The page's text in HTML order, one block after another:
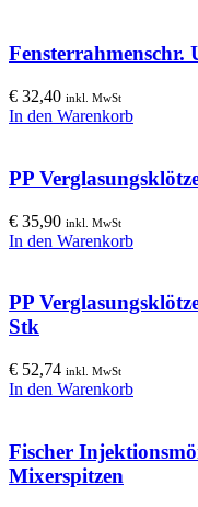
Fensterrahmenschr.
€ 32,40 inkl. MwSt
In den Warenkorb
PP
€ 35,90 inkl. MwSt
In den Warenkorb
PP
Stk
€ 52,74 inkl. MwSt
In den Warenkorb
Fischer
Mixerspitzen